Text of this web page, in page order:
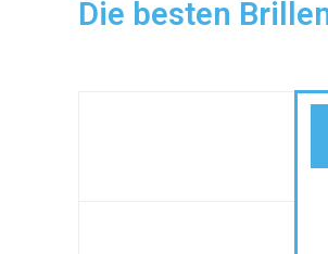
Die besten